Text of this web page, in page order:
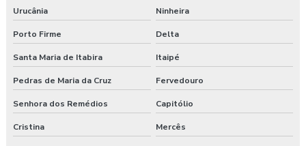
Urucânia Ninheira
Porto Firme Delta
Santa Maria de Itabira Itaipé
Pedras de Maria da Cruz Fervedouro
Senhora dos Remédios Capitólio
Cristina Mercês